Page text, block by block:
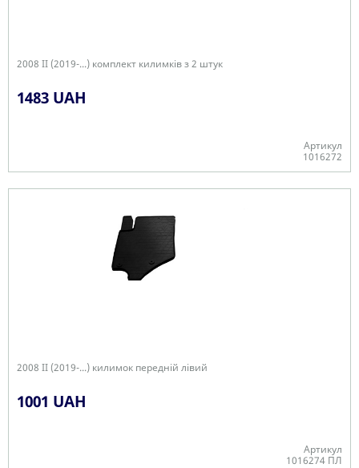
2008 II (2019-...) комплект килимків з 2 штук
1483 UAH
Артикул
1016272
2008 II (2019-...) килимок передній лівий
1001 UAH
Артикул
1016274 ПЛ